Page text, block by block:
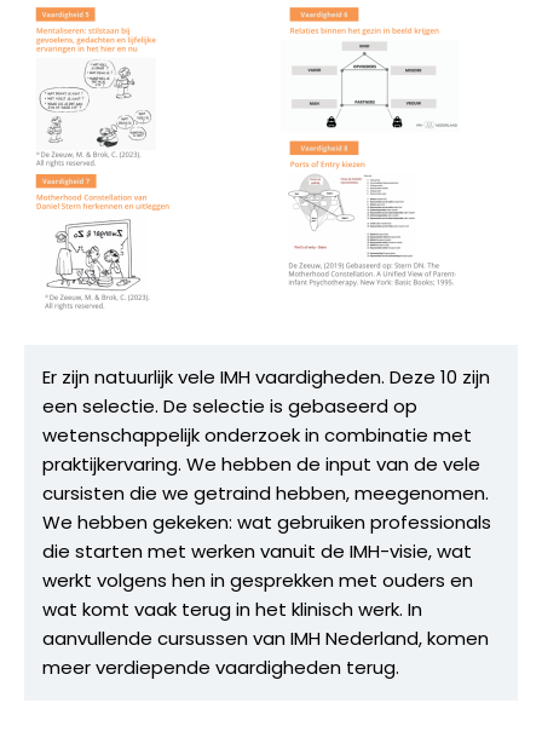
Er zijn natuurlijk vele IMH vaardigheden. Deze 10 zijn
een selectie. De selectie is gebaseerd op
wetenschappelijk onderzoek in combinatie met
praktijkervaring. We hebben de input van de vele
cursisten die we getraind hebben, meegenomen.
We hebben gekeken: wat gebruiken professionals
die starten met werken vanuit de IMH-visie, wat
werkt volgens hen in gesprekken met ouders en
wat komt vaak terug in het klinisch werk. In
aanvullende cursussen van IMH Nederland, komen
meer verdiepende vaardigheden terug.